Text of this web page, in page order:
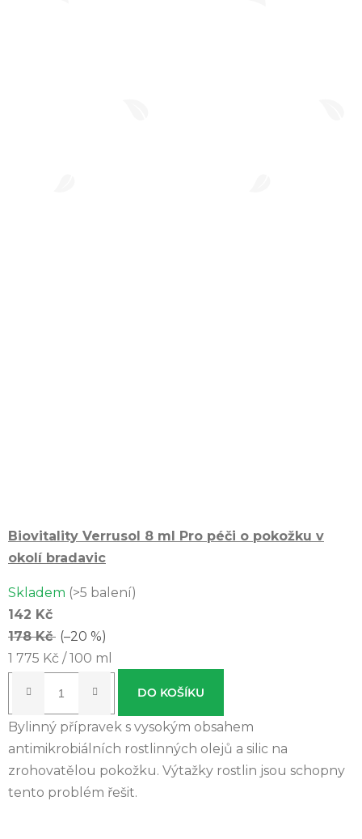
Biovitality Verrusol 8 ml Pro péči o pokožku v
okolí bradavic
Skladem (>5 balení)
142 Kč
178 Kč (–20 %)
Měrná
1 775 Kč / 100 ml
DO KOŠÍKU
Bylinný přípravek s vysokým obsahem
antimikrobiálních rostlinných olejů a silic na
zrohovatělou pokožku. Výtažky rostlin jsou schopny
tento problém řešit.